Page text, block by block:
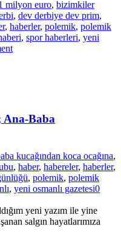
milyon euro, bizimkiler
, dev derbiye dev prim,
, haberler, polemik, polemik
, spor haberleri, yeni
Ana-Baba
kucağından koca ocağına,
, haber, habereler, haberler,
, polemik, polemik
, yeni osmanlı gazetesi0
yeni yazım ile yine
salgın hayatlarımıza